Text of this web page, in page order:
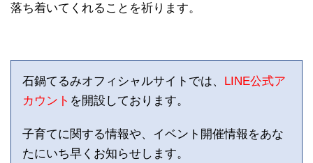
落ち着いてくれることを祈ります。
石鍋てるみオフィシャルサイトでは、 LINE公式ア
カウント を開設しております。
子育てに関する情報や、イベント開催情報をあな
たにいち早くお知らせします。